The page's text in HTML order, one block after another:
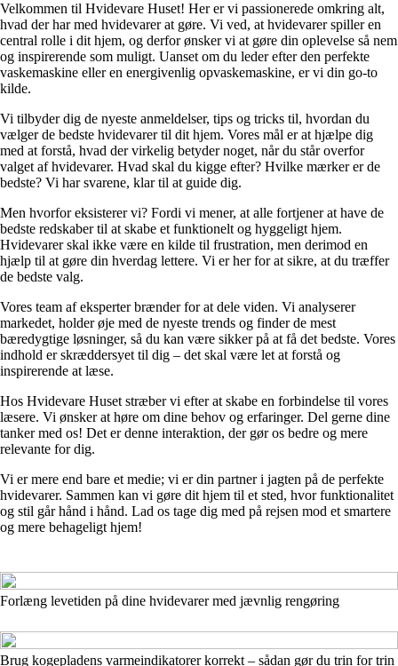
Velkommen til Hvidevare Huset! Her er vi passionerede omkring alt,
hvad der har med hvidevarer at gøre. Vi ved, at hvidevarer spiller en
central rolle i dit hjem, og derfor ønsker vi at gøre din oplevelse så nem
og inspirerende som muligt. Uanset om du leder efter den perfekte
vaskemaskine eller en energivenlig opvaskemaskine, er vi din go-to
kilde.
Vi tilbyder dig de nyeste anmeldelser, tips og tricks til, hvordan du
vælger de bedste hvidevarer til dit hjem. Vores mål er at hjælpe dig
med at forstå, hvad der virkelig betyder noget, når du står overfor
valget af hvidevarer. Hvad skal du kigge efter? Hvilke mærker er de
bedste? Vi har svarene, klar til at guide dig.
Men hvorfor eksisterer vi? Fordi vi mener, at alle fortjener at have de
bedste redskaber til at skabe et funktionelt og hyggeligt hjem.
Hvidevarer skal ikke være en kilde til frustration, men derimod en
hjælp til at gøre din hverdag lettere. Vi er her for at sikre, at du træffer
de bedste valg.
Vores team af eksperter brænder for at dele viden. Vi analyserer
markedet, holder øje med de nyeste trends og finder de mest
bæredygtige løsninger, så du kan være sikker på at få det bedste. Vores
indhold er skræddersyet til dig – det skal være let at forstå og
inspirerende at læse.
Hos Hvidevare Huset stræber vi efter at skabe en forbindelse til vores
læsere. Vi ønsker at høre om dine behov og erfaringer. Del gerne dine
tanker med os! Det er denne interaktion, der gør os bedre og mere
relevante for dig.
Vi er mere end bare et medie; vi er din partner i jagten på de perfekte
hvidevarer. Sammen kan vi gøre dit hjem til et sted, hvor funktionalitet
og stil går hånd i hånd. Lad os tage dig med på rejsen mod et smartere
og mere behageligt hjem!
Forlæng levetiden på dine hvidevarer med jævnlig rengøring
Brug kogepladens varmeindikatorer korrekt – sådan gør du trin for trin